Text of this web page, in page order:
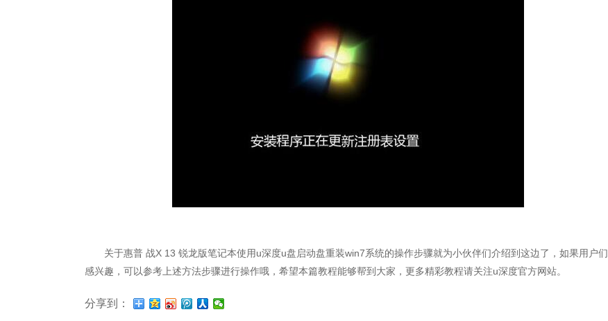
关于惠普 战X 13 锐龙版笔记本使用u深度u盘启动盘重装win7系统的操作步骤就为小伙伴们介绍到这边了，如果用户们
感兴趣，可以参考上述方法步骤进行操作哦，希望本篇教程能够帮到大家，更多精彩教程请关注u深度官方网站。
分享到：